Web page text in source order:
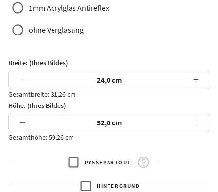
Jersey Dauphine
Arran Luzern
Thurgau
1mm Acrylglas Antireflex
ohne Verglasung
Breite: (Ihres Bildes)
− +
Gesamtbreite: 31,26 cm
Höhe: (Ihres Bildes)
− +
Gesamthöhe: 59,26 cm
PASSEPARTOUT
HINTERGRUND